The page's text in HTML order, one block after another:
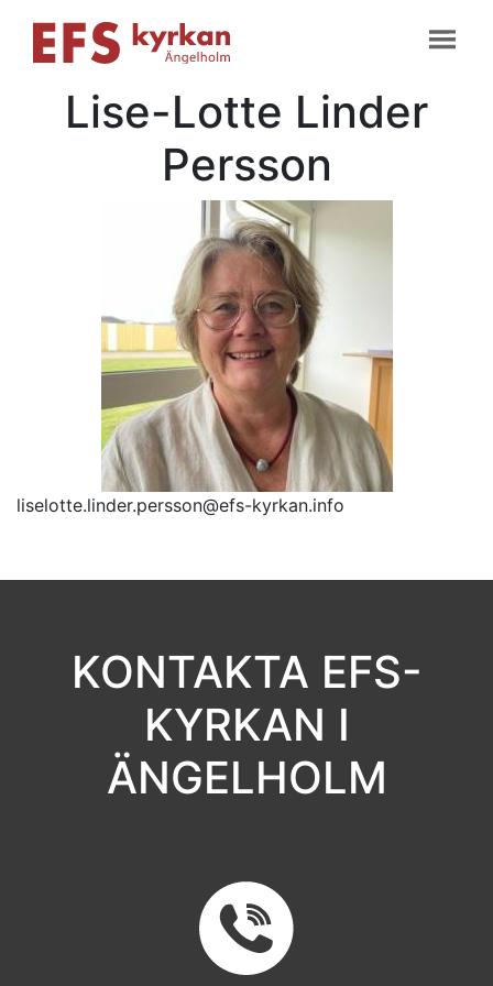
Lise-Lotte Linder
Persson
liselotte.linder.persson@efs-kyrkan.info
KONTAKTA EFS-
KYRKAN I
ÄNGELHOLM